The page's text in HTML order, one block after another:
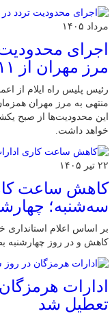
مرداد ۱۴۰۵
اجرای
مرز مهران از ۱۱ مرداد
رئیس پلیس راه ایلام از
منتهی به مرز مهران
خواهد داشت.
۲۲ تیر ۱۴۰۵
کاهش ساعت
سه‌شنبه؛
بر اساس اعلام استانداری
کاهش و در روز چهارشنبه
ادارات
تعطیل شد